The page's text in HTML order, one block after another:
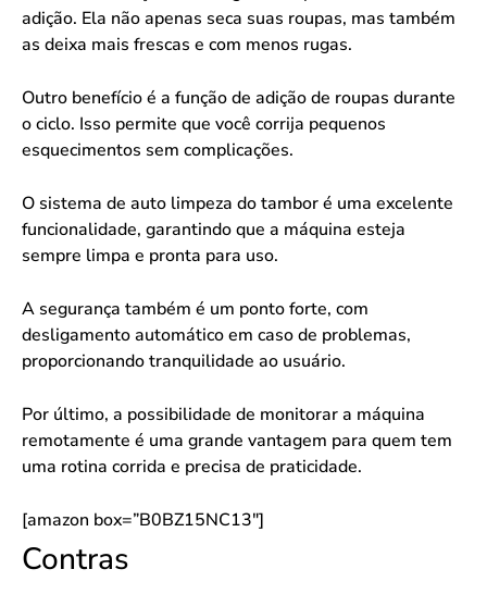
adição. Ela não apenas seca suas roupas, mas também
as deixa mais frescas e com menos rugas.
Outro benefício é a função de adição de roupas durante
o ciclo. Isso permite que você corrija pequenos
esquecimentos sem complicações.
O sistema de auto limpeza do tambor é uma excelente
funcionalidade, garantindo que a máquina esteja
sempre limpa e pronta para uso.
A segurança também é um ponto forte, com
desligamento automático em caso de problemas,
proporcionando tranquilidade ao usuário.
Por último, a possibilidade de monitorar a máquina
remotamente é uma grande vantagem para quem tem
uma rotina corrida e precisa de praticidade.
[amazon box=”B0BZ15NC13″]
Contras